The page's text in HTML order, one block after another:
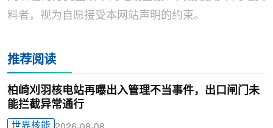
料者，视为自愿接受本网站声明的约束。
推荐阅读
柏崎刈羽核电站再曝出入管理不当事件，出口闸门未
能拦截异常通行
世界核能